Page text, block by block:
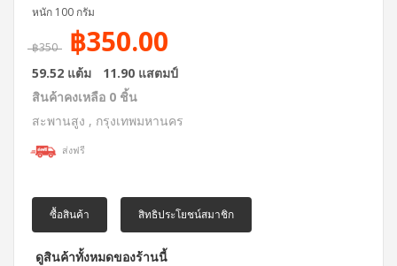
หนัก 100 กรัม
฿350 ฿350.00
59.52 แต้ม
11.90 แสตมป์
สินค้าคงเหลือ 0 ชิ้น
สะพานสูง , กรุงเทพมหานคร
ส่งฟรี
ซื้อสินค้า สิทธิประโยชน์สมาชิก
ดูสินค้าทั้งหมดของร้านนี้